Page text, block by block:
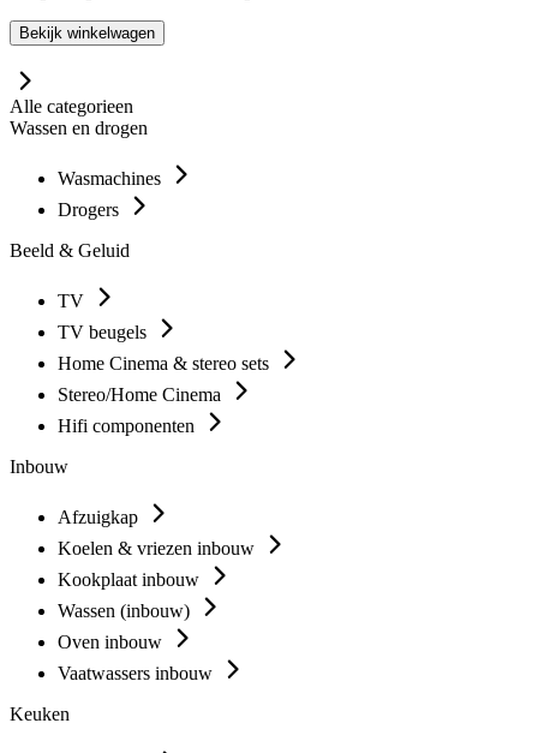
Bekijk winkelwagen
Alle categorieen
Wassen en drogen
Wasmachines
Drogers
Beeld & Geluid
TV
TV beugels
Home Cinema & stereo sets
Stereo/Home Cinema
Hifi componenten
Inbouw
Afzuigkap
Koelen & vriezen inbouw
Kookplaat inbouw
Wassen (inbouw)
Oven inbouw
Vaatwassers inbouw
Keuken